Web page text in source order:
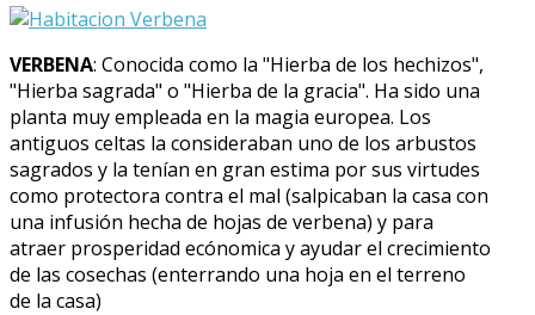
VERBENA: Conocida como la "Hierba de los hechizos",
"Hierba sagrada" o "Hierba de la gracia". Ha sido una
planta muy empleada en la magia europea. Los
antiguos celtas la consideraban uno de los arbustos
sagrados y la tenían en gran estima por sus virtudes
como protectora contra el mal (salpicaban la casa con
una infusión hecha de hojas de verbena) y para
atraer prosperidad ecónomica y ayudar el crecimiento
de las cosechas (enterrando una hoja en el terreno
de la casa)